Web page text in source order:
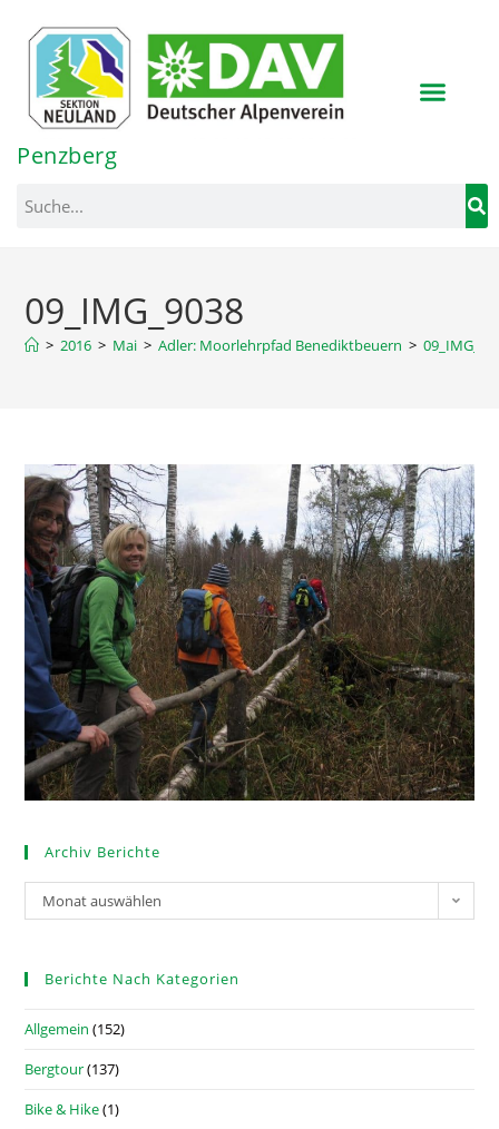
springen
Penzberg
09_IMG_9038
> 2016 > Mai > Adler: Moorlehrpfad Benediktbeuern >
Archiv Berichte
Monat auswählen
Berichte Nach Kategorien
Allgemein (152)
Bergtour(137)
Bike & Hike(1)